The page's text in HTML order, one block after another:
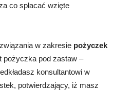
co spłacać wzięte
w zakresie pożyczek
pożyczka pod zastaw –
konsultantowi w
potwierdzający, iż masz